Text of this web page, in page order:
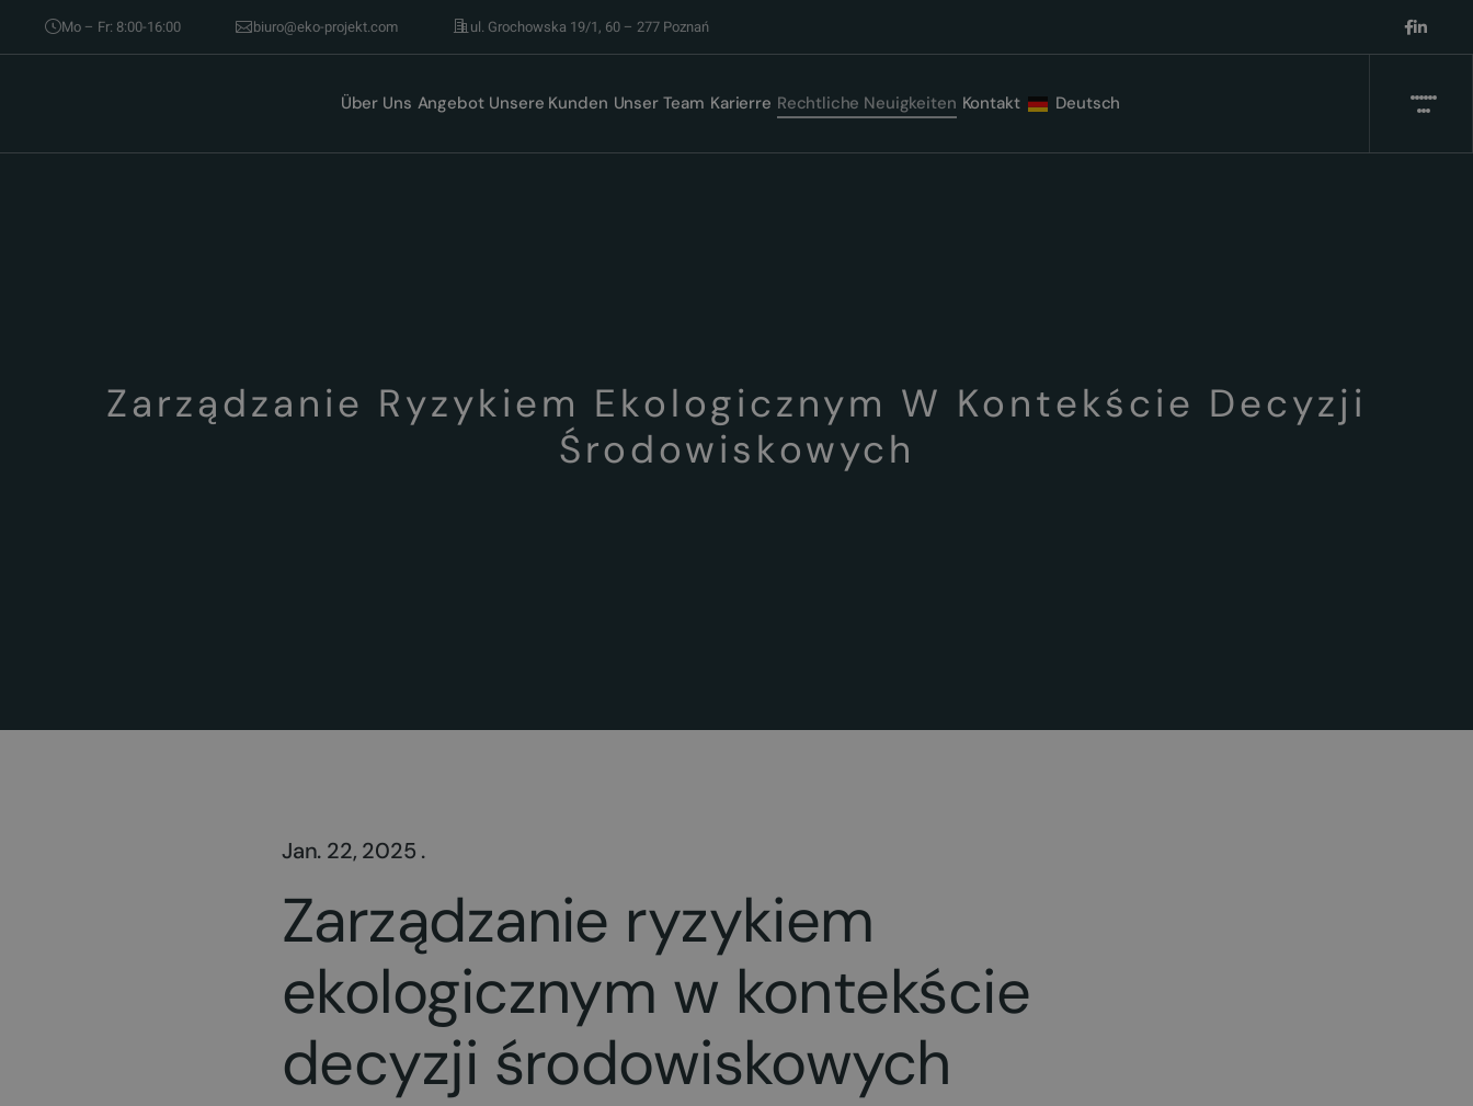
Mo – Fr: 8:00-16:00 biuro@eko-projekt.com ul. Grochowska 19/1, 60 – 277 Poznań
Über Uns Angebot Unsere Kunden Unser Team Karierre Rechtliche Neuigkeiten Kontakt Deutsch
Zarządzanie Ryzykiem Ekologicznym W Kontekście Decyzji
Środowiskowych
Jan. 22, 2025 .
Zarządzanie ryzykiem
ekologicznym w kontekście
decyzji środowiskowych